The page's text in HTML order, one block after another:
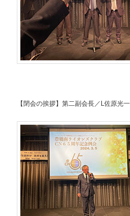
【閉会の挨拶】第二副会長／L佐原光一